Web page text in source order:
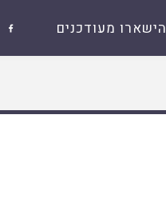
 הישארו מעודכנים